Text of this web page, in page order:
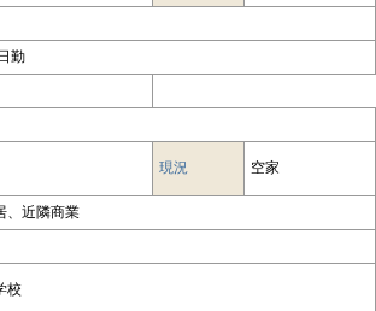
勤
現況 空家
、近隣商業
校